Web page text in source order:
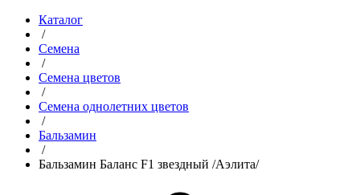
Каталог
/
Семена
/
Семена цветов
/
Семена однолетних цветов
/
Бальзамин
/
Бальзамин Баланс F1 звездный /Аэлита/